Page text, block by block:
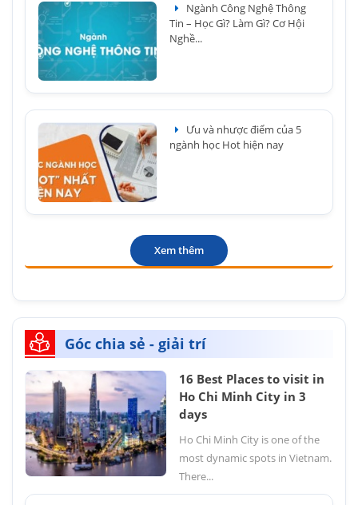
Ngành Công Nghệ Thông
Tin – Học Gì? Làm Gì? Cơ Hội
Nghề...
Ưu và nhược điểm của 5
ngành học Hot hiện nay
Xem thêm
Góc chia sẻ - giải trí
16 Best Places to visit in
Ho Chi Minh City in 3
days
Ho Chi Minh City is one of the
most dynamic spots in Vietnam.
There...